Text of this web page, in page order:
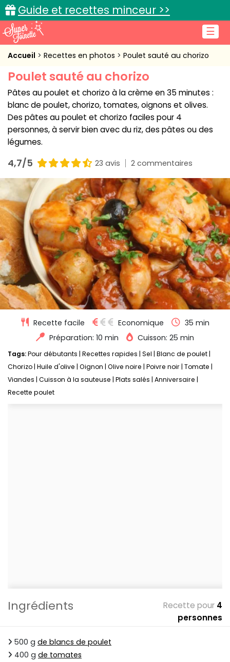
☰
Guide et recettes minceur >>
Accueil
Recettes de cuisine
Cuisine pratique
L'actu cuisine
Accueil Recettes en photos Poulet sauté au chorizo
Poulet sauté au chorizo
Pâtes au poulet et chorizo à la crème en 35 minutes :
blanc de poulet, chorizo, tomates, oignons et olives.
Des pâtes au poulet et chorizo faciles pour 4
personnes, à servir bien avec du riz, des pâtes ou des
légumes.
4,7/5 23 avis 2 commentaires
Recette facile Economique
35 min
Préparation: 10 min
Cuisson: 25 min
Tags:Pour débutants Recettes rapides Sel Blanc de poulet
Chorizo Huile d'olive Oignon Olive noire Poivre noir Tomate
Viandes Cuisson à la sauteuse Plats salés Anniversaire
Recette poulet
Ingrédients Recette pour 4
personnes
500 g de blancs de poulet
400 g de tomates